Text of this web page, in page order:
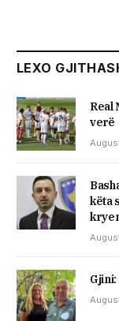
LEXO
Real
verë
këta